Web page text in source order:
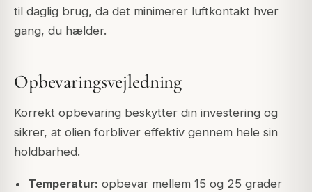
til daglig brug, da det minimerer luftkontakt hver
gang, du hælder.
Opbevaringsvejledning
Korrekt opbevaring beskytter din investering og
sikrer, at olien forbliver effektiv gennem hele sin
holdbarhed.
Temperatur: opbevar mellem 15 og 25 grader